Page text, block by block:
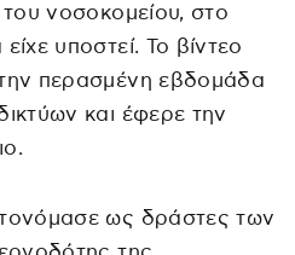
νοσοκομείου, στο
υποστεί. Το βίντεο
περασμένη εβδομάδα
και έφερε την
ως δράστες των